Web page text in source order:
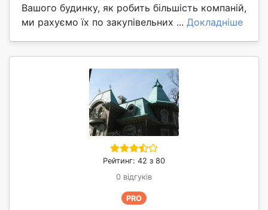
Вашого будинку, як робить більшість компаній,
ми рахуємо їх по закупівельних ... Докладніше
Рейтинг: 42 з 80
0 відгуків
PRO